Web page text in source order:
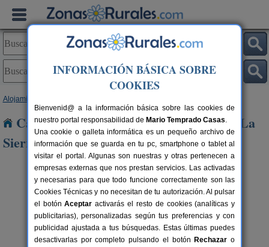
Alojamientos
Casas Rurales cerca de Herguijuela de La
Sierra
10+2 pers.
desde18 €
La Viña
Ciudad Rodrigo (Salamanca)
INFORMACIÓN BÁSICA SOBRE
COOKIES
Bienvenid@ a la información básica sobre las cookies de
nuestro portal responsabilidad de Mario Temprado Casas.
Una cookie o galleta informática es un pequeño archivo de
información que se guarda en tu pc, smartphone o tablet al
visitar el portal. Algunas son nuestras y otras pertenecen a
empresas externas que nos prestan servicios. Las activadas
y necesarias para que todo funcione correctamente son las
Cookies Técnicas y no necesitan de tu autorización. Al pulsar
el botónAceptar activarás el resto de cookies (analíticas y
publicitarias), personalizadas según tus preferencias y con
publicidad ajustada a tus búsquedas. Estas últimas puedes
desactivarlas por completo pulsando el botón Rechazar o